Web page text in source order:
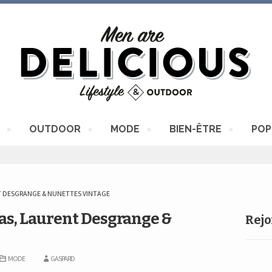
OUTDOOR MODE BIEN-ÊTRE
& NUNETTES VINTAGE
Laurent Desgrange &
MODE GASPARD